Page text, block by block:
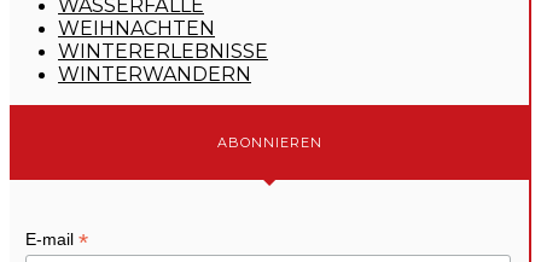
WASSERFÄLLE
WEIHNACHTEN
WINTERERLEBNISSE
WINTERWANDERN
ABONNIEREN
E-mail *